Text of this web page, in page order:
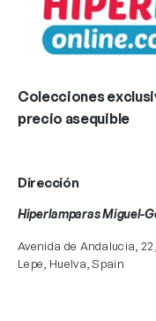
Colecciones
precio asequible
Dirección
Hiperlamparas Miguel-
Avenida de Andalucia,
Lepe, Huelva, Spain